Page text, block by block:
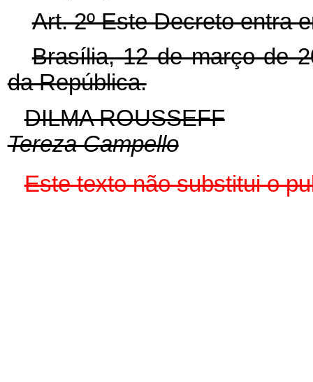
Art. 2º Este Decreto entra
Brasília, 12 de março de
da República.
DILMA ROUSSEFF
Tereza Campello
Este texto não substitui o